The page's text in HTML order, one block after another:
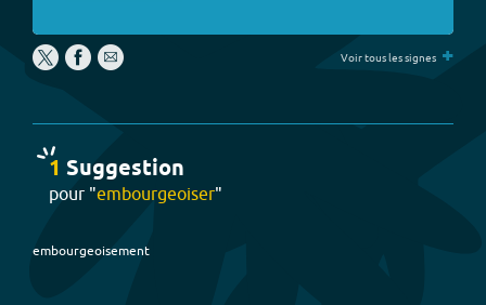
Voir tous les signes +
1 Suggestion
pour "embourgeoiser"
embourgeoisement